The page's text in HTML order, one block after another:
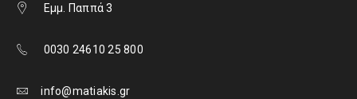
Εμμ. Παππά 3
0030 24610 25 800
info@matiakis.gr